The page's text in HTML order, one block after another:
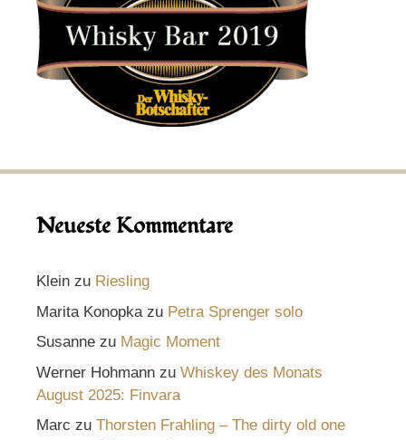
Neueste Kommentare
Klein zu Riesling
Marita Konopka zu Petra Sprenger solo
Susanne zu Magic Moment
Werner Hohmann zu Whiskey des Monats
August 2025: Finvara
Marc zu Thorsten Frahling – The dirty old one